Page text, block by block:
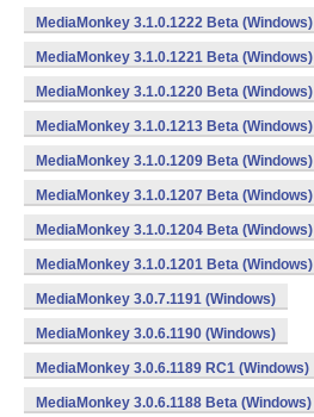
MediaMonkey 3.1.0.1222 Beta (Windows)
MediaMonkey 3.1.0.1221 Beta (Windows)
MediaMonkey 3.1.0.1220 Beta (Windows)
MediaMonkey 3.1.0.1213 Beta (Windows)
MediaMonkey 3.1.0.1209 Beta (Windows)
MediaMonkey 3.1.0.1207 Beta (Windows)
MediaMonkey 3.1.0.1204 Beta (Windows)
MediaMonkey 3.1.0.1201 Beta (Windows)
MediaMonkey 3.0.7.1191 (Windows)
MediaMonkey 3.0.6.1190 (Windows)
MediaMonkey 3.0.6.1189 RC1 (Windows)
MediaMonkey 3.0.6.1188 Beta (Windows)